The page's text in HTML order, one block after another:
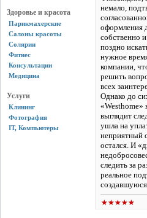
Здоровье и красота
Парикмахерские
Салоны красоты
Солярии
Фитнес
Консультации
Медицина
Услуги
Клининг
Фотография
IT, Компьютеры
немало,
оформления
собственно
поздно
нужное
компании,
решить
всех
Однако до
«Westhome»
выглядит
ушла на
неприятный
остался. И
следить за
реальное